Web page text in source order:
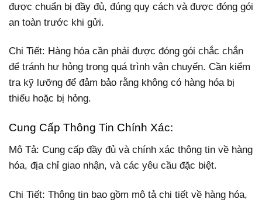
được chuẩn bị đầy đủ, đúng quy cách và được đóng gói
an toàn trước khi gửi.
Chi Tiết: Hàng hóa cần phải được đóng gói chắc chắn
để tránh hư hỏng trong quá trình vận chuyển. Cần kiểm
tra kỹ lưỡng để đảm bảo rằng không có hàng hóa bị
thiếu hoặc bị hỏng.
Cung Cấp Thông Tin Chính Xác:
Mô Tả: Cung cấp đầy đủ và chính xác thông tin về hàng
hóa, địa chỉ giao nhận, và các yêu cầu đặc biệt.
Chi Tiết: Thông tin bao gồm mô tả chi tiết về hàng hóa,